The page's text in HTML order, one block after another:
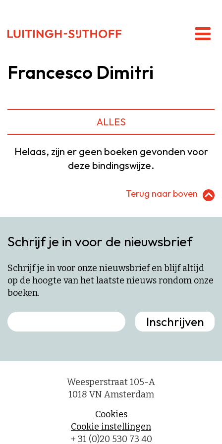
Francesco Dimitri
ALLES
Helaas, zijn er geen boeken gevonden voor
deze bindingswijze.
Terug naar boven
Schrijf je in voor de nieuwsbrief
Schrijf je in voor onze nieuwsbrief en blijf altijd
op de hoogte van het laatste nieuws rondom onze
boeken.
Weesperstraat 105-A
1018 VN Amsterdam
Cookies
Cookie instellingen
+ 31 (0)20 530 73 40